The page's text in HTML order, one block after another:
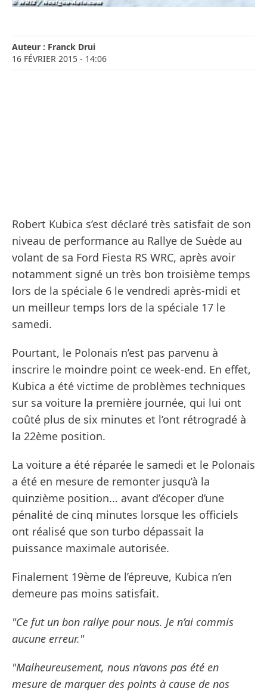
Auteur : Franck Drui
16 FÉVRIER 2015 - 14:06
Robert Kubica s’est déclaré très satisfait de son
niveau de performance au Rallye de Suède au
volant de sa Ford Fiesta RS WRC, après avoir
notamment signé un très bon troisième temps
lors de la spéciale 6 le vendredi après-midi et
un meilleur temps lors de la spéciale 17 le
samedi.
Pourtant, le Polonais n’est pas parvenu à
inscrire le moindre point ce week-end. En effet,
Kubica a été victime de problèmes techniques
sur sa voiture la première journée, qui lui ont
coûté plus de six minutes et l’ont rétrogradé à
la 22ème position.
La voiture a été réparée le samedi et le Polonais
a été en mesure de remonter jusqu’à la
quinzième position... avant d’écoper d’une
pénalité de cinq minutes lorsque les officiels
ont réalisé que son turbo dépassait la
puissance maximale autorisée.
Finalement 19ème de l’épreuve, Kubica n’en
demeure pas moins satisfait.
"Ce fut un bon rallye pour nous. Je n’ai commis
aucune erreur."
"Malheureusement, nous n’avons pas été en
mesure de marquer des points à cause de nos